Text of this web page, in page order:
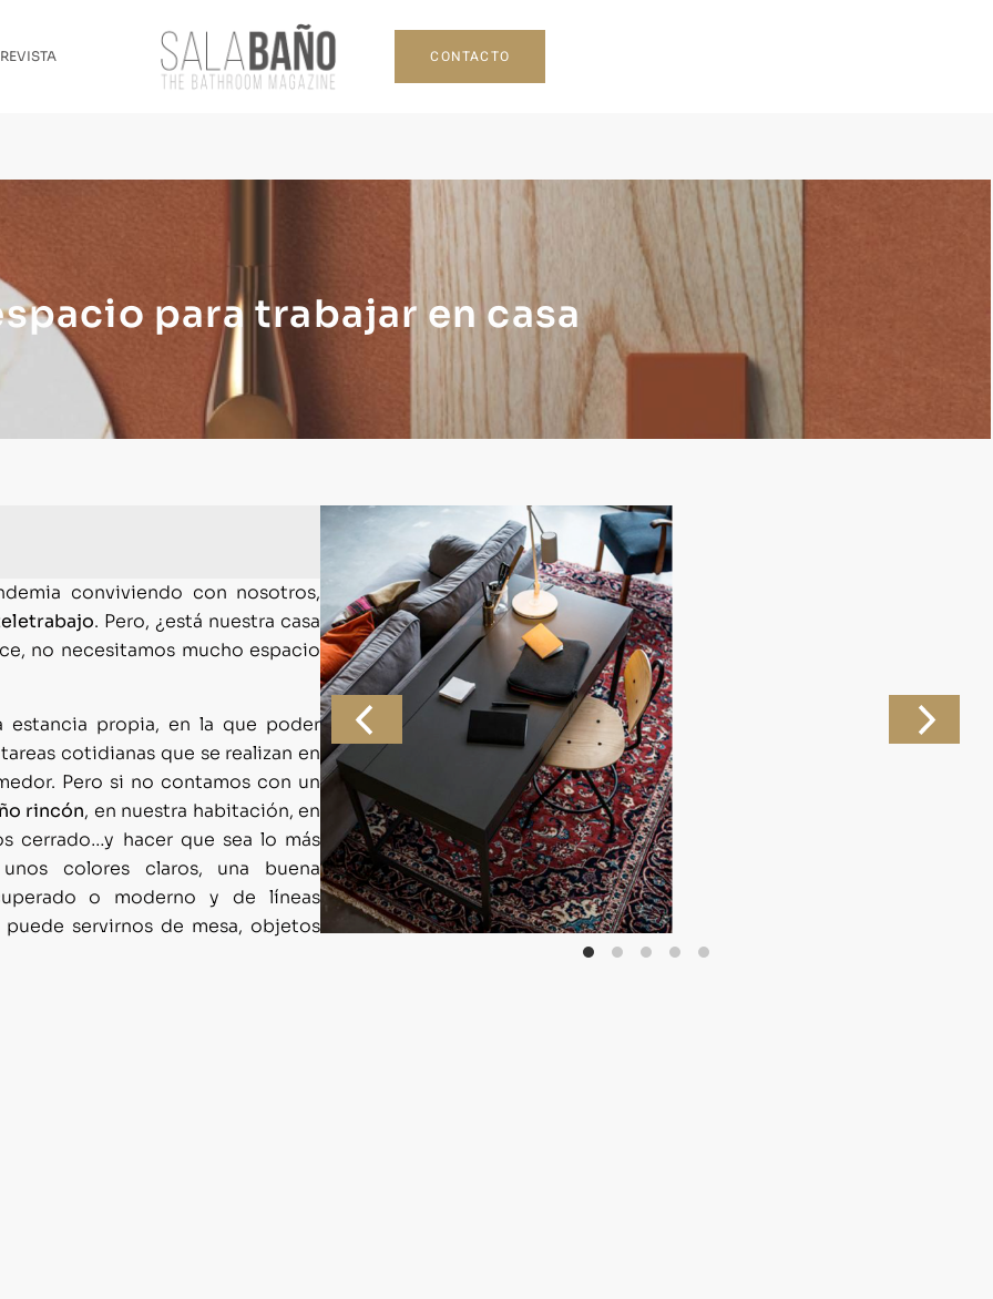
CONTACTO
para trabajar en casa
conviviendo con nosotros,
. Pero, ¿está nuestra casa
no necesitamos mucho espacio
propia, en la que poder
cotidianas que se realizan en
Pero si no contamos con un
rincón, en nuestra habitación, en
cerrado…y hacer que sea lo más
colores claros, una buena
o moderno y de líneas
servirnos de mesa, objetos